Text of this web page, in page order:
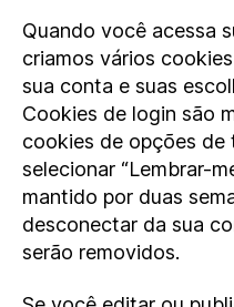
Quando você acessa
criamos vários
sua conta e suas
Cookies de login são
cookies de opções de
selecionar “Lembrar-
mantido por duas
desconectar da sua
serão removidos.